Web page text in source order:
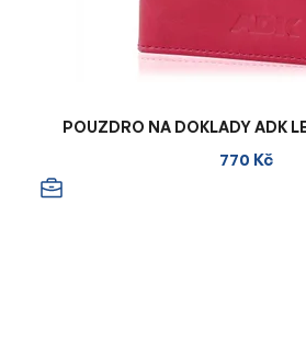
POUZDRO NA DOKLADY ADK
770 Kč